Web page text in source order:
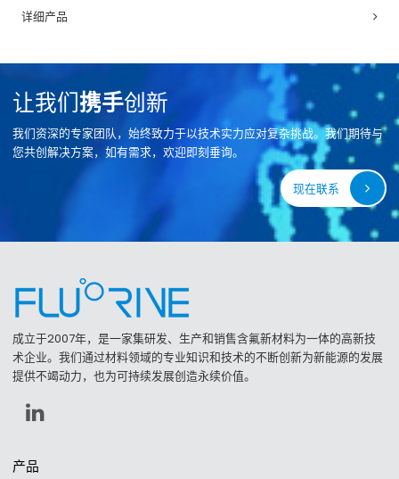
详细产品
让我们携手创新
我们资深的专家团队，始终致力于以技术实力应对复杂挑战。我们期待与
您共创解决方案，如有需求，欢迎即刻垂询。
现在联系
成立于2007年，是一家集研发、生产和销售含氟新材料为一体的高新技
术企业。我们通过材料领域的专业知识和技术的不断创新为新能源的发展
提供不竭动力，也为可持续发展创造永续价值。
产品